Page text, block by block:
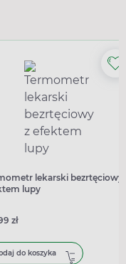
lekarski bezrtęciowy
lupy
zł
do koszyka